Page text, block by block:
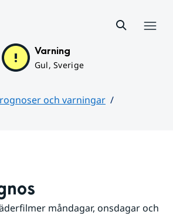
Varning
Gul, Sverige
och varningar
måndagar, onsdagar och